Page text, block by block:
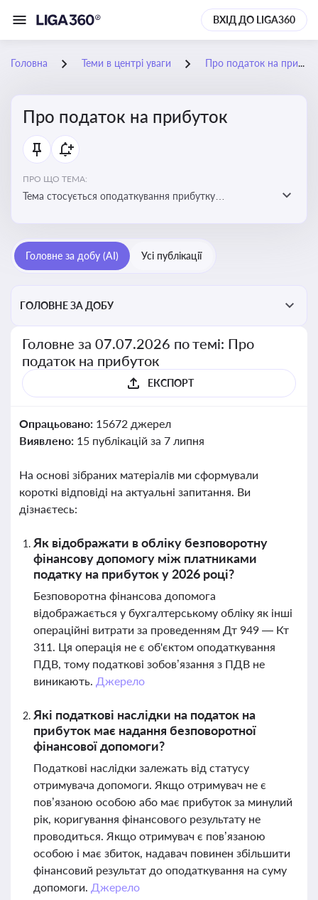
ВХІД ДО LIGA360
Головна Теми в центрі уваги Про податок на прибуток
Про податок на прибуток
ПРО ЩО ТЕМА:
Тема стосується оподаткування прибутку
звітність для бізнесу, бухгалтерів і юристів
Головне за добу (AI) Усі публікації
ГОЛОВНЕ ЗА ДОБУ
Головне за 07.07.2026 по темі: Про
податок на прибуток
ЕКСПОРТ
Опрацьовано: 15672 джерел
Виявлено: 15 публікацій за 7 липня
На основі зібраних матеріалів ми сформували
короткі відповіді на актуальні запитання. Ви
дізнаєтесь:
Як відображати в обліку безповоротну
фінансову допомогу між платниками
податку на прибуток у 2026 році?
Безповоротна фінансова допомога
відображається у бухгалтерському обліку як інші
операційні витрати за проведенням Дт 949 — Кт
311. Ця операція не є об'єктом оподаткування
ПДВ, тому податкові зобов’язання з ПДВ не
виникають. Джерело
Які податкові наслідки на податок на
прибуток має надання безповоротної
фінансової допомоги?
Податкові наслідки залежать від статусу
отримувача допомоги. Якщо отримувач не є
пов’язаною особою або має прибуток за минулий
рік, коригування фінансового результату не
проводиться. Якщо отримувач є пов’язаною
особою і має збиток, надавач повинен збільшити
фінансовий результат до оподаткування на суму
допомоги. Джерело